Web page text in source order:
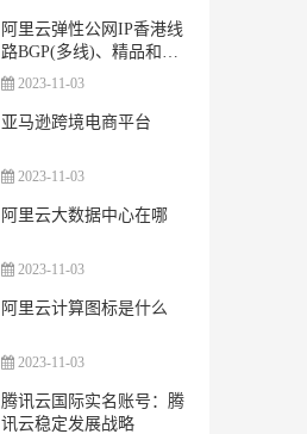
阿里云弹性公网IP香港线
路BGP(多线)、精品和国
际区别购买优惠多少钱？
2023-11-03
亚马逊跨境电商平台
2023-11-03
阿里云大数据中心在哪
2023-11-03
阿里云计算图标是什么
2023-11-03
腾讯云国际实名账号：腾
讯云稳定发展战略